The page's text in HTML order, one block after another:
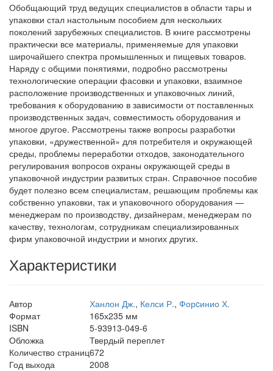
Обобщающий труд ведущих специалистов в области тары и
упаковки стал настольным пособием для нескольких
поколений зарубежных специалистов. В книге рассмотрены
практически все материалы, применяемые для упаковки
широчайшего спектра промышленных и пищевых товаров.
Наряду с общими понятиями, подробно рассмотрены
технологические операции фасовки и упаковки, взаимное
расположение производственных и упаковочных линий,
требования к оборудованию в зависимости от поставленных
производственных задач, совместимость оборудования и
многое другое. Рассмотрены также вопросы разработки
упаковки, «дружественной» для потребителя и окружающей
среды, проблемы переработки отходов, законодательного
регулирования вопросов охраны окружающей среды в
упаковочной индустрии развитых стран. Справочное пособие
будет полезно всем специалистам, решающим проблемы как
собственно упаковки, так и упаковочного оборудования —
менеджерам по производству, дизайнерам, менеджерам по
качеству, технологам, сотрудникам специализированных
фирм упаковочной индустрии и многих других.
Характеристики
Автор Ханлон Дж., Келси Р., Форcинио Х.
Формат
165х235 мм
ISBN
5-93913-049-6
Обложка
Твердый переплет
Количество страниц672
Год выхода
2008